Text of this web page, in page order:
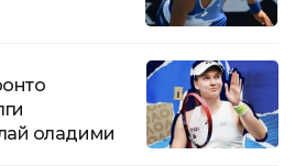
оладими